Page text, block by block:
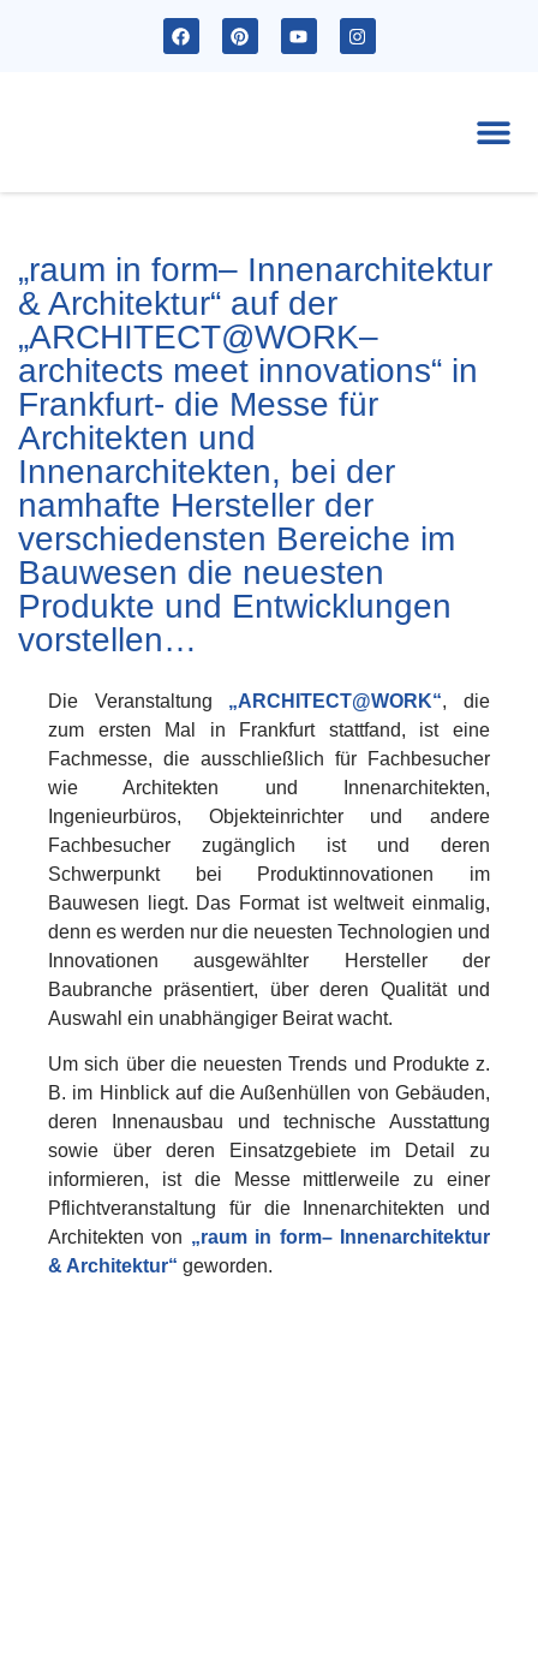
„raum in form– Innenarchitektur
& Architektur“ auf der
„ARCHITECT@WORK–
architects meet innovations“ in
Frankfurt- die Messe für
Architekten und
Innenarchitekten, bei der
namhafte Hersteller der
verschiedensten Bereiche im
Bauwesen die neuesten
Produkte und Entwicklungen
vorstellen…
Die Veranstaltung „ARCHITECT@WORK“, die
zum ersten Mal in Frankfurt stattfand, ist eine
Fachmesse, die ausschließlich für Fachbesucher
wie Architekten und Innenarchitekten,
Ingenieurbüros, Objekteinrichter und andere
Fachbesucher zugänglich ist und deren
Schwerpunkt bei Produktinnovationen im
Bauwesen liegt. Das Format ist weltweit einmalig,
denn es werden nur die neuesten Technologien und
Innovationen ausgewählter Hersteller der
Baubranche präsentiert, über deren Qualität und
Auswahl ein unabhängiger Beirat wacht.
Um sich über die neuesten Trends und Produkte z.
B. im Hinblick auf die Außenhüllen von Gebäuden,
deren Innenausbau und technische Ausstattung
sowie über deren Einsatzgebiete im Detail zu
informieren, ist die Messe mittlerweile zu einer
Pflichtveranstaltung für die Innenarchitekten und
Architekten von „raum in form– Innenarchitektur
& Architektur“ geworden.